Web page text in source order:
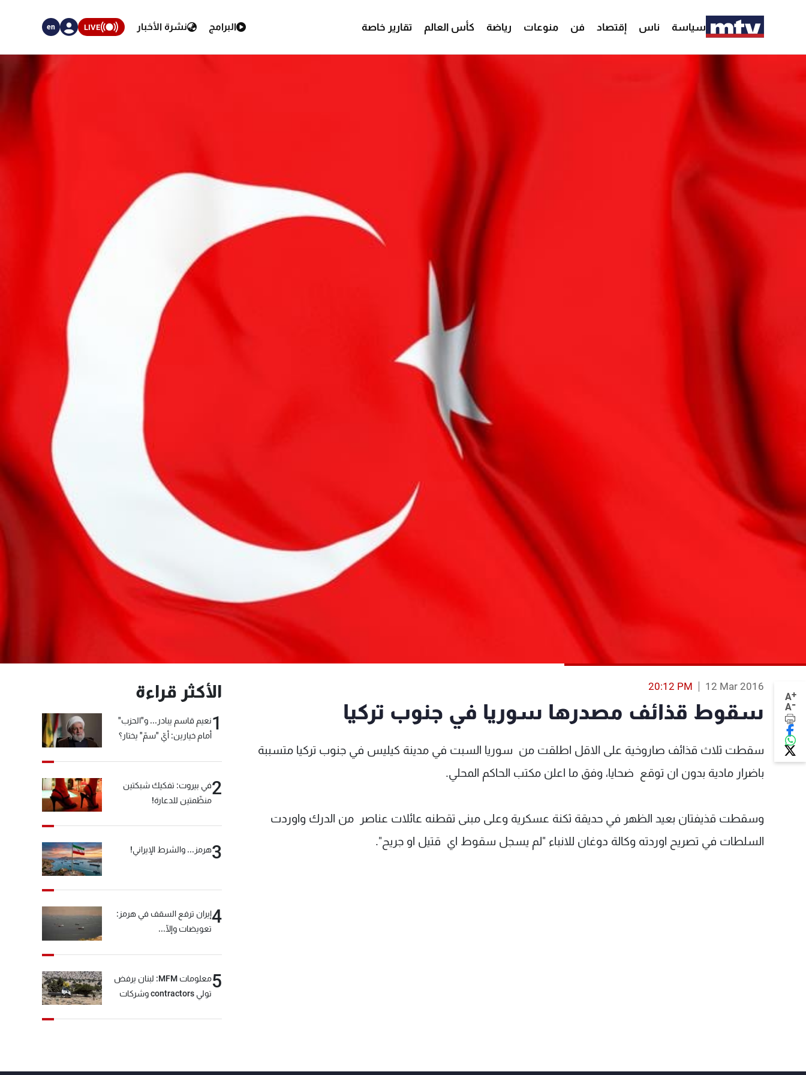
سياسة ناس إقتصاد فن منوعات رياضة كأس العالم تقارير خاصة البرامج نشرة الأخبار LIVE
en
A+
A-
12 Mar 2016
20:12 PM
سقوط قذائف مصدرها سوريا في جنوب تركيا
سقطت ثلاث قذائف صاروخية على الاقل اطلقت من سوريا السبت في مدينة كيليس في جنوب تركيا متسببة
باضرار مادية بدون ان توقع ضحايا، وفق ما اعلن مكتب الحاكم المحلي.
وسقطت قذيفتان بعيد الظهر في حديقة ثكنة عسكرية وعلى مبنى تقطنه عائلات عناصر من الدرك واوردت
السلطات في تصريح اوردته وكالة دوغان للانباء "لم يسجل سقوط اي قتيل او جريح".
الأكثر قراءة
1نعيم قاسم يبادر... و"الحزب"
أمام خيارين: أيّ "سمّ" يختار؟
2في بيروت: تفكيك شبكتين
منظّمتين للدعارة!
3هرمز... والشرط الإيراني!
4إيران ترفع السقف في هرمز:
تعويضات وإلّا...
5
معلومات MFM: لبنان يرفض
تولي contractors وشركات